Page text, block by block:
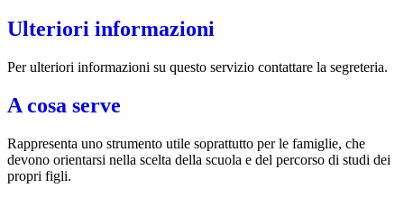
Ulteriori informazioni
Per ulteriori informazioni su questo servizio contattare la segreteria.
A cosa serve
Rappresenta uno strumento utile soprattutto per le famiglie, che
devono orientarsi nella scelta della scuola e del percorso di studi dei
propri figli.